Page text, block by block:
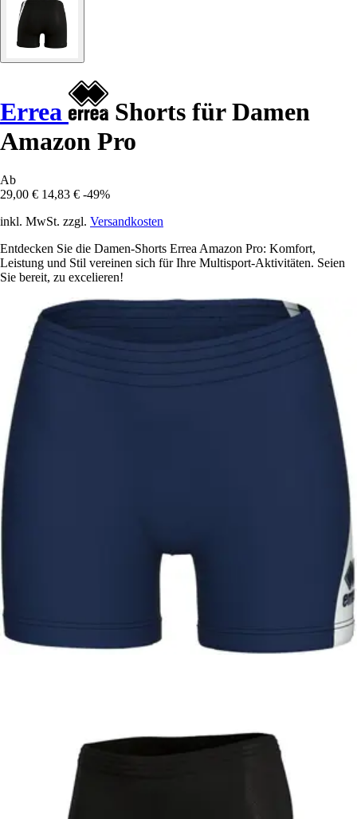
Errea
Shorts für Damen
Amazon Pro
Ab
29,00 € 14,83 € -49%
inkl. MwSt. zzgl. Versandkosten
Entdecken Sie die Damen-Shorts Errea Amazon Pro: Komfort,
Leistung und Stil vereinen sich für Ihre Multisport-Aktivitäten. Seien
Sie bereit, zu excelieren!